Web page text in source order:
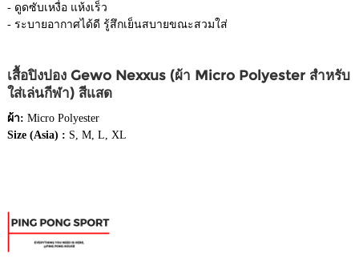
- ดูดซับเหงื่อ แห้งเร็ว
- ระบายอากาศได้ดี รู้สึกเย็นสบายขณะสวมใส่
เสื้อปิงปอง Gewo Nexxus (ผ้า Micro Polyester สำหรับ
ใส่เล่นกีฬา) สีแสด
ผ้า: Micro Polyester
Size (Asia) : S, M, L, XL